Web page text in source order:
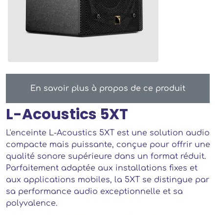
En savoir plus à propos de ce produit
L-Acoustics 5XT
L'enceinte L-Acoustics 5XT est une solution audio
compacte mais puissante, conçue pour offrir une
qualité sonore supérieure dans un format réduit.
Parfaitement adaptée aux installations fixes et
aux applications mobiles, la 5XT se distingue par
sa performance audio exceptionnelle et sa
polyvalence.